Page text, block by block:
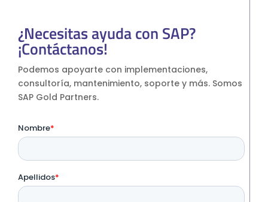
¿Necesitas ayuda con SAP?
¡Contáctanos!
Podemos apoyarte con implementaciones,
consultoría, mantenimiento, soporte y más. Somos
SAP Gold Partners.